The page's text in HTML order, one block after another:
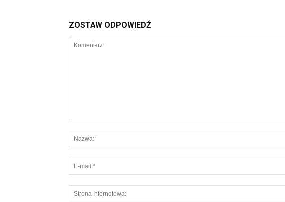
ZOSTAW ODPOWIEDŹ